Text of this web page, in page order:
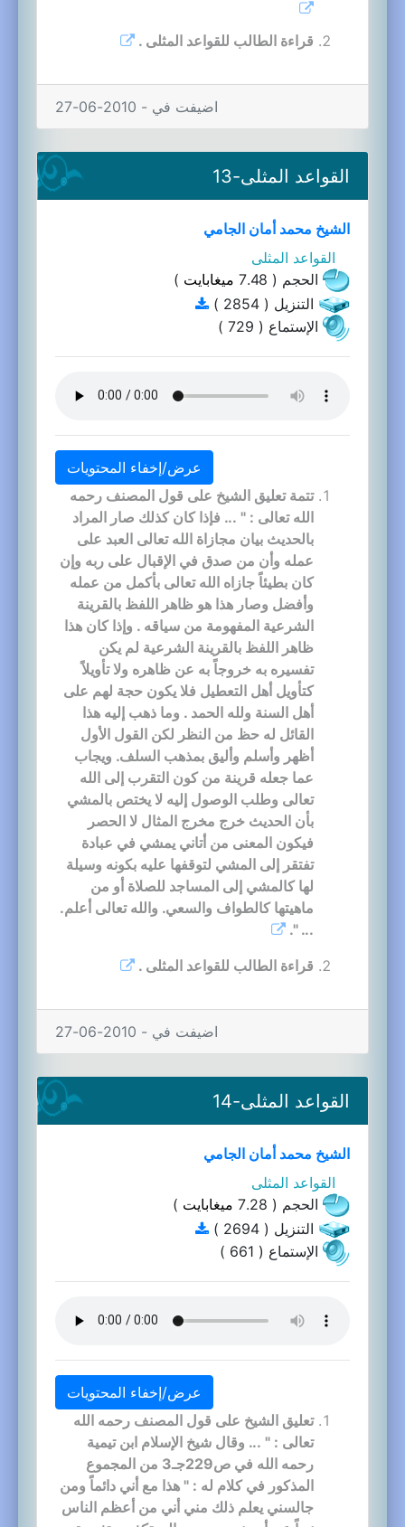
قراءة الطالب للقواعد المثلى .
اضيفت في - 2010-06-27
القواعد المثلى-13
الشيخ محمد أمان الجامي
القواعد المثلى
الحجم ( 7.48
ميغابايت )
التنزيل ( 2854 )
الإستماع ( 729 )
عرض/إخفاء المحتويات
تتمة تعليق الشيخ على قول المصنف رحمه
الله تعالى : " ... فإذا كان كذلك صار المراد
بالحديث بيان مجازاة الله تعالى العبد على
عمله وأن من صدق في الإقبال على ربه وإن
كان بطيئاً جازاه الله تعالى بأكمل من عمله
وأفضل وصار هذا هو ظاهر اللفظ بالقرينة
الشرعية المفهومة من سياقه . وإذا كان هذا
ظاهر اللفظ بالقرينة الشرعية لم يكن
تفسيره به خروجاً به عن ظاهره ولا تأويلاً
كتأويل أهل التعطيل فلا يكون حجة لهم على
أهل السنة ولله الحمد . وما ذهب إليه هذا
القائل له حظ من النظر لكن القول الأول
أظهر وأسلم وأليق بمذهب السلف. ويجاب
عما جعله قرينة من كون التقرب إلى الله
تعالى وطلب الوصول إليه لا يختص بالمشي
بأن الحديث خرج مخرج المثال لا الحصر
فيكون المعنى من أتاني يمشي في عبادة
تفتقر إلى المشي لتوقفها عليه بكونه وسيلة
لها كالمشي إلى المساجد للصلاة أو من
ماهيتها كالطواف والسعي. والله تعالى أعلم.
... ".
قراءة الطالب للقواعد المثلى .
اضيفت في - 2010-06-27
القواعد المثلى-14
الشيخ محمد أمان الجامي
القواعد المثلى
الحجم ( 7.28
ميغابايت )
التنزيل ( 2694 )
الإستماع ( 661 )
عرض/إخفاء المحتويات
تعليق الشيخ على قول المصنف رحمه الله
تعالى : " ... وقال شيخ الإسلام ابن تيمية
رحمه الله في ص229جـ3 من المجموع
المذكور في كلام له : " هذا مع أني دائماً ومن
جالسني يعلم ذلك مني أني من أعظم الناس